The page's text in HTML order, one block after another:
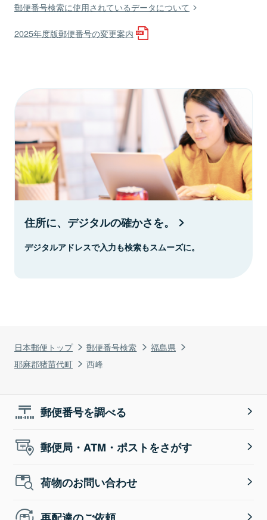
日本郵便トップ 郵便番号検索
福島県
耶麻郡猪苗代町
西峰
郵便番号検索に使用されているデータについて
2025年度版郵便番号の変更案内
住所に、デジタルの確かさを。
デジタルアドレスで入力も検索もスムーズに。
郵便番号を調べる
郵便局・ATM・ポストをさがす
荷物のお問い合わせ